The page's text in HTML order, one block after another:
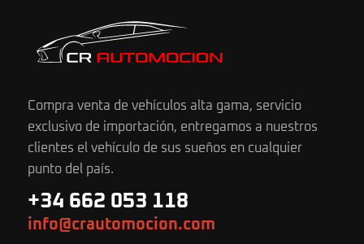
Compra venta de vehículos alta gama, servicio
exclusivo de importación, entregamos a nuestros
clientes el vehículo de sus sueños en cualquier
punto del país.
+34 662 053 118
info@crautomocion.com